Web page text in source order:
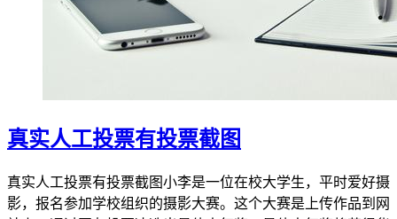
真实人工投票有投票截图
真实人工投票有投票截图小李是一位在校大学生，平时爱好摄
影，报名参加学校组织的摄影大赛。这个大赛是上传作品到网